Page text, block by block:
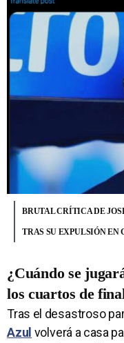
BRUTAL CRÍTICA DE
TRAS SU EXPULSIÓN EN
¿Cuándo se
los cuartos de
Tras el desastroso
Azul volverá a casa